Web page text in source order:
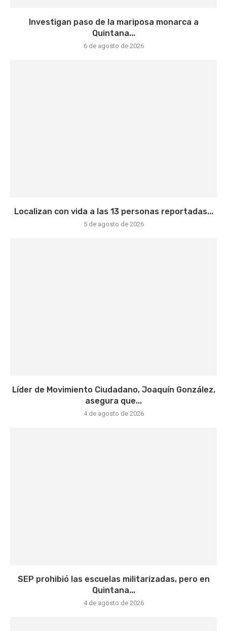
Investigan paso de la mariposa monarca a
Quintana...
6 de agosto de 2026
Localizan con vida a las 13 personas reportadas...
5 de agosto de 2026
Líder de Movimiento Ciudadano, Joaquín González,
asegura que...
4 de agosto de 2026
SEP prohibió las escuelas militarizadas, pero en
Quintana...
4 de agosto de 2026